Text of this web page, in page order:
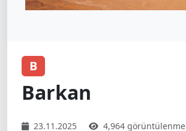
B
Barkan
23.11.2025 4,964 görüntülenme